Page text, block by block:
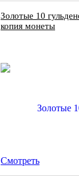
Золотые 10
копия монеты
Смотреть